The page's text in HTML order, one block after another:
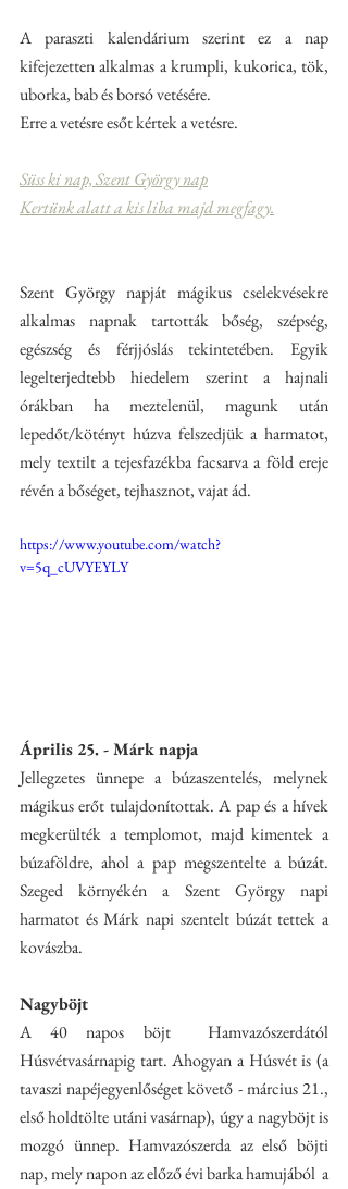
A paraszti kalendárium szerint ez a nap
kifejezetten alkalmas a krumpli, kukorica, tök,
uborka, bab és borsó vetésére.
Erre a vetésre esőt kértek a vetésre.
Süss ki nap, Szent György nap
Kertünk alatt a kis liba majd megfagy.
Szent György napját mágikus cselekvésekre
alkalmas napnak tartották bőség, szépség,
egészség és férjjóslás tekintetében. Egyik
legelterjedtebb hiedelem szerint a hajnali
órákban ha meztelenül, magunk után
lepedőt/kötényt húzva felszedjük a harmatot,
mely textilt a tejesfazékba facsarva a föld ereje
révén a bőséget, tejhasznot, vajat ád.
https://www.youtube.com/watch?
v=5q_cUVYEYLY
Április 25. - Márk napja
Jellegzetes ünnepe a búzaszentelés, melynek
mágikus erőt tulajdonítottak. A pap és a hívek
megkerülték a templomot, majd kimentek a
búzaföldre, ahol a pap megszentelte a búzát.
Szeged környékén a Szent György napi
harmatot és Márk napi szentelt búzát tettek a
kovászba.
Nagyböjt
A 40 napos böjt  Hamvazószerdától
Húsvétvasárnapig tart. Ahogyan a Húsvét is (a
tavaszi napéjegyenlőséget követő - március 21.,
első holdtölte utáni vasárnap), úgy a nagyböjt is
mozgó ünnep. Hamvazószerda az első böjti
nap, mely napon az előző évi barka hamujából  a